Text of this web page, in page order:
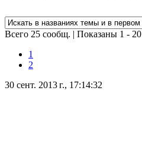
Всего 25 сообщ. | Показаны 1 - 20
1
2
30 сент. 2013 г., 17:14:32